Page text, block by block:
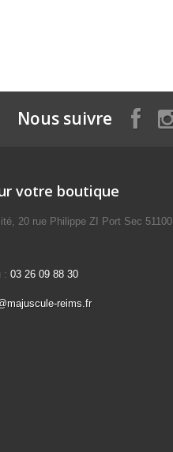
Nous suivre
votre boutique
20 rue Philippe ZI Port Sec 51100
: 03 26 09 88 30
reims.fr